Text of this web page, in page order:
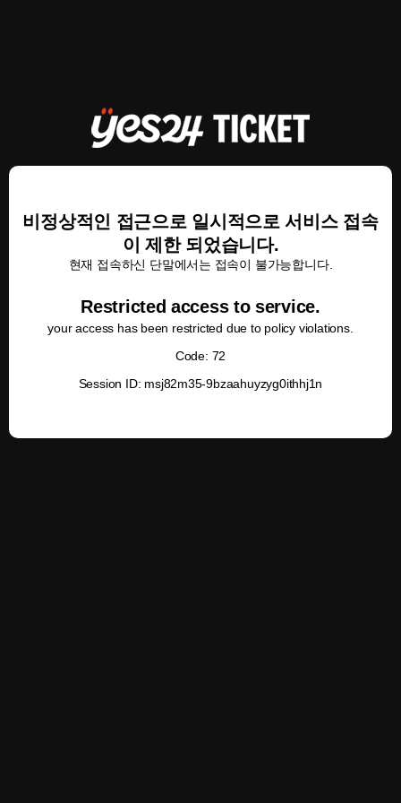
비정상적인 접근으로 일시적으로 서비스 접속
이 제한 되었습니다.
현재 접속하신 단말에서는 접속이 불가능합니다.
Restricted access to service.
your access has been restricted due to policy violations.
Code: 72
Session ID: msj82m35-9bzaahuyzyg0ithhj1n